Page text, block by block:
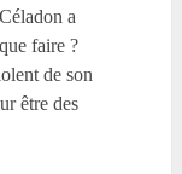
a
faire ?
de son
être des